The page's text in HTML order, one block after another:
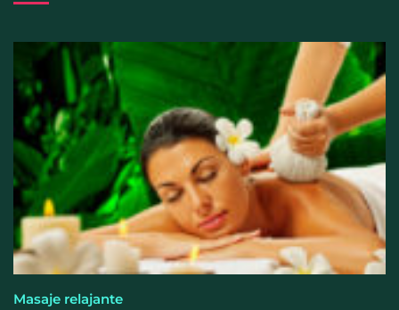
humedad prolongada, claves para prevenir una de
las infecciones más frecuentes
Masaje relajante